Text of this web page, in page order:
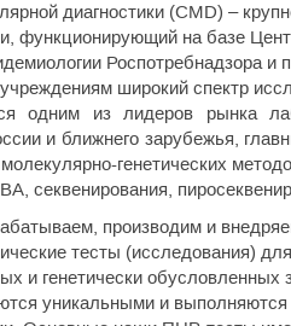
диагностики (CMD) –
функционирующий на базе
Роспотребнадзора
широкий спектр
одним из лидеров рынка
и ближнего зарубежья,
генетических
секвенирования,
производим и
тесты (исследования)
и генетически обусловленных
уникальными и